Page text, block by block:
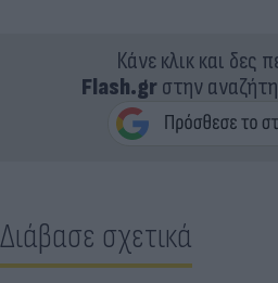
Κάνε κλικ και δες
Flash.grστην
Διάβασε σχετικά